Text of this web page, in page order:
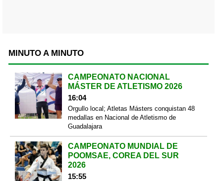
MINUTO A MINUTO
CAMPEONATO NACIONAL
MÁSTER DE ATLETISMO 2026
16:04
Orgullo local; Atletas Másters conquistan 48
medallas en Nacional de Atletismo de
Guadalajara
CAMPEONATO MUNDIAL DE
POOMSAE, COREA DEL SUR
2026
15:55